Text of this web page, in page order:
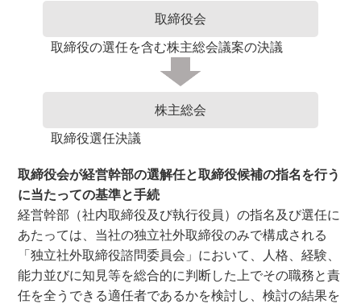
取締役会
取締役の選任を含む株主総会議案の決議
株主総会
取締役選任決議
取締役会が経営幹部の選解任と取締役候補の指名を行う
に当たっての基準と手続
経営幹部（社内取締役及び執行役員）の指名及び選任に
あたっては、当社の独立社外取締役のみで構成される
「独立社外取締役諮問委員会」において、人格、経験、
能力並びに知見等を総合的に判断した上でその職務と責
任を全うできる適任者であるかを検討し、検討の結果を